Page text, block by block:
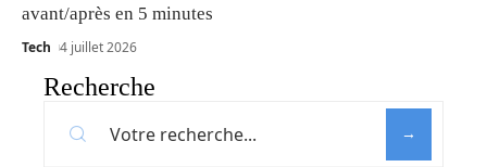
avant/après en 5 minutes
Tech 4 juillet 2026
Recherche